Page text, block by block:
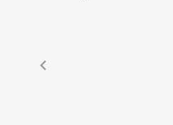
chevron_left